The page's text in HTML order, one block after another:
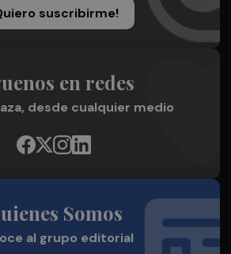
suscribirme!
en redes
desde cualquier medio
Somos
al grupo editorial